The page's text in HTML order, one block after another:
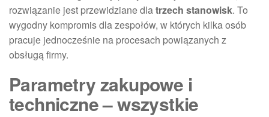
rozwiązanie jest przewidziane dlatrzech stanowisk. To
wygodny kompromis dla zespołów, w których kilka osób
pracuje jednocześnie na procesach powiązanych z
obsługą firmy.
Parametry zakupowe i
techniczne – wszystkie